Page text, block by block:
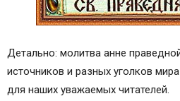
Детально: молитва анне
источников и разных уголков
для наших уважаемых читателей.